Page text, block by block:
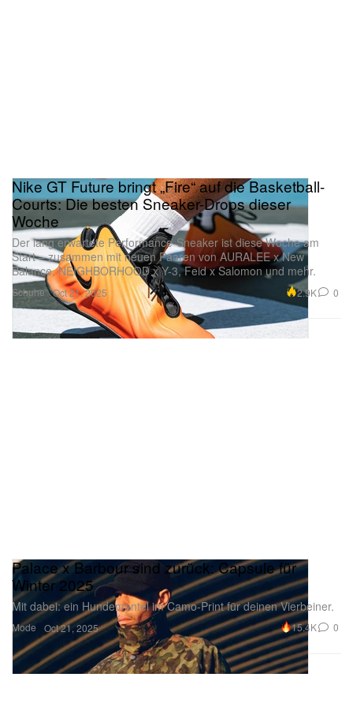
„Aquarium“
Projekt:Watching Movies With The Sound Off
Wie die Glaswände eines Aquariums fungiert dieser
Schuhe
Nike GT Future bringt „Fire“ auf die Basketball-
Courts: Die besten Sneaker-Drops dieser
Woche
Der lang erwartete Performance-Sneaker ist diese Woche am
Start – zusammen mit neuen Paaren von AURALEE x New
Balance, NEIGHBORHOOD x Y-3, Feid x Salomon und mehr.
Oct 21, 2025 2.9K 0
Mode
Palace x Barbour sind zurück: Capsule für
Winter 2025
Mit dabei: ein Hundemantel im Camo-Print für deinen Vierbeiner.
Oct 21, 2025 15.4K 0